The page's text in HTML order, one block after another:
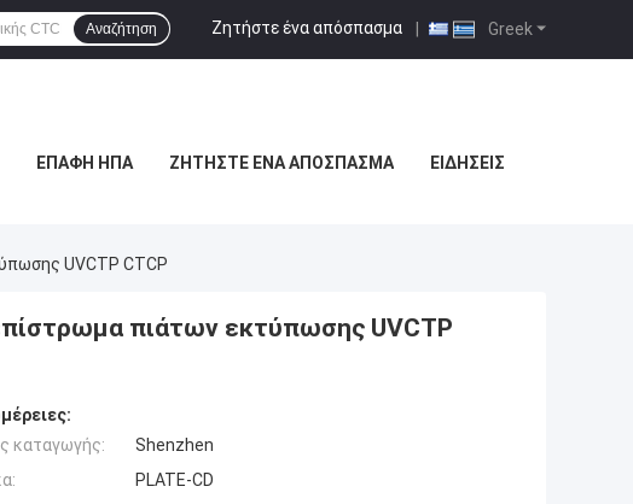
Greek
Ζητήστε ένα απόσπασμα |
Αναζήτηση
ΕΠΑΦΉ ΗΠΑ ΖΗΤΉΣΤΕ ΈΝΑ ΑΠΌΣΠΑΣΜΑ ΕΙΔΉΣΕΙΣ
UVCTP CTCP
πιάτων εκτύπωσης UVCTP
καταγωγής:
Shenzhen
PLATE-CD